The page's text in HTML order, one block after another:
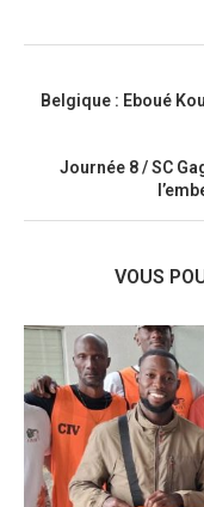
Belgique : Eboué
Journée 8 / SC
VOUS